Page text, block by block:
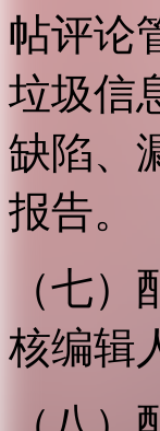
帖评论
垃圾信
缺陷、
报告。
（七
核编辑